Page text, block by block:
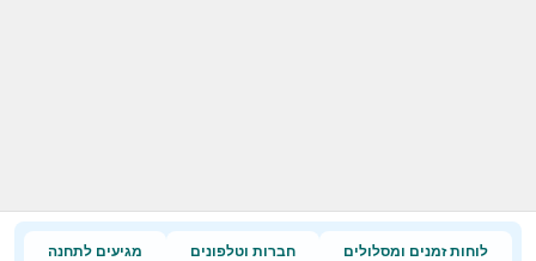
לוחות זמנים ומסלולים חברות וטלפונים מגיעים לתחנה